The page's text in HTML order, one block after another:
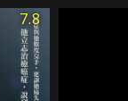
、讓滅絕物
幻情節都
手？本片
生物工程
。這項打
7.8